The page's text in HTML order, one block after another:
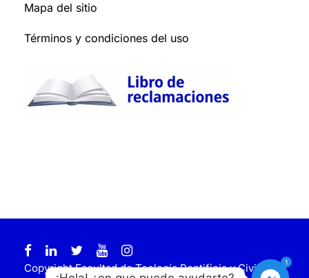
Mapa del sitio
Términos y condiciones del uso
Copyright Facultad de Teología Pontificia y Civil de
1